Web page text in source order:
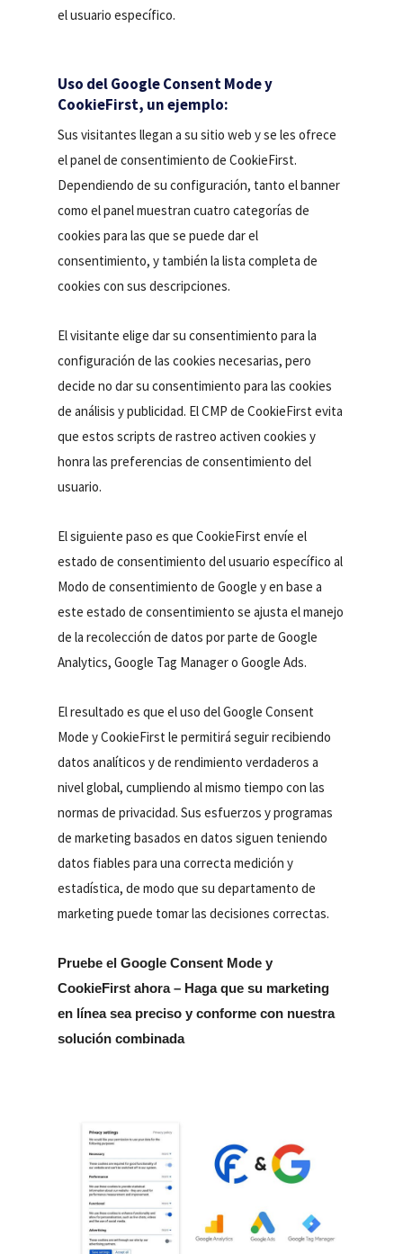
el usuario específico.
Uso del Google Consent Mode y
CookieFirst, un ejemplo:
Sus visitantes llegan a su sitio web y se les ofrece
el panel de consentimiento de CookieFirst.
Dependiendo de su configuración, tanto el banner
como el panel muestran cuatro categorías de
cookies para las que se puede dar el
consentimiento, y también la lista completa de
cookies con sus descripciones.
El visitante elige dar su consentimiento para la
configuración de las cookies necesarias, pero
decide no dar su consentimiento para las cookies
de análisis y publicidad. El CMP de CookieFirst evita
que estos scripts de rastreo activen cookies y
honra las preferencias de consentimiento del
usuario.
El siguiente paso es que CookieFirst envíe el
estado de consentimiento del usuario específico al
Modo de consentimiento de Google y en base a
este estado de consentimiento se ajusta el manejo
de la recolección de datos por parte de Google
Analytics, Google Tag Manager o Google Ads.
El resultado es que el uso del Google Consent
Mode y CookieFirst le permitirá seguir recibiendo
datos analíticos y de rendimiento verdaderos a
nivel global, cumpliendo al mismo tiempo con las
normas de privacidad. Sus esfuerzos y programas
de marketing basados en datos siguen teniendo
datos fiables para una correcta medición y
estadística, de modo que su departamento de
marketing puede tomar las decisiones correctas.
Pruebe el Google Consent Mode y
CookieFirst ahora – Haga que su marketing
en línea sea preciso y conforme con nuestra
solución combinada